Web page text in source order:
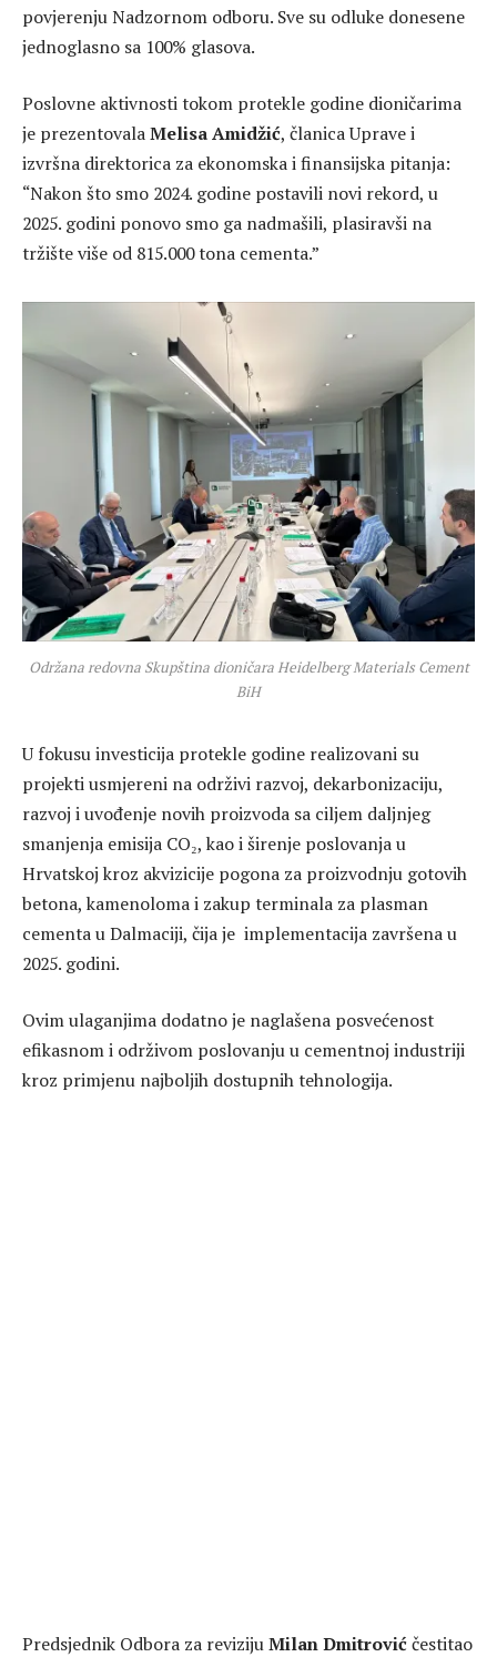
povjerenju Nadzornom odboru. Sve su odluke donesene
jednoglasno sa 100% glasova.
Poslovne aktivnosti tokom protekle godine dioničarima
je prezentovalaMelisa Amidžić, članica Uprave i
izvršna direktorica za ekonomska i finansijska pitanja:
“Nakon što smo 2024. godine postavili novi rekord, u
2025. godini ponovo smo ga nadmašili, plasiravši na
tržište više od 815.000 tona cementa.”
Održana redovna Skupština dioničara Heidelberg Materials Cement
BiH
U fokusu investicija protekle godine realizovani su
projekti usmjereni na održivi razvoj, dekarbonizaciju,
razvoj i uvođenje novih proizvoda sa ciljem daljnjeg
smanjenja emisija CO₂, kao i širenje poslovanja u
Hrvatskoj kroz akvizicije pogona za proizvodnju gotovih
betona, kamenoloma i zakup terminala za plasman
cementa u Dalmaciji, čija je implementacija završena u
2025. godini.
Ovim ulaganjima dodatno je naglašena posvećenost
efikasnom i održivom poslovanju u cementnoj industriji
kroz primjenu najboljih dostupnih tehnologija.
Predsjednik Odbora za revizijuMilan Dmitrovićčestitao